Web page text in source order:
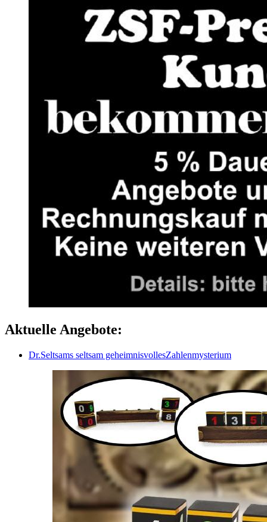
Aktuelle Angebote:
Dr.Seltsams seltsam geheimnisvollesZahlenmysterium